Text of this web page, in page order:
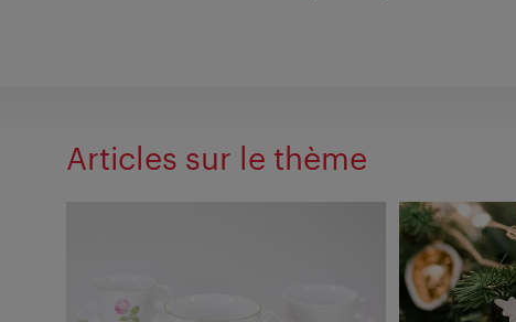
Articles sur le thème